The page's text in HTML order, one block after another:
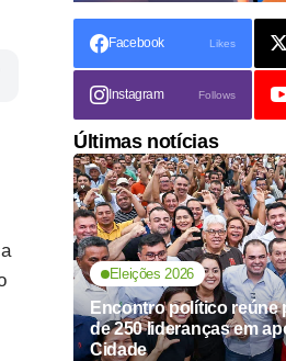
Facebook Likes
Instagram Follows
Últimas notícias
Eleições 2026
Encontro político reúne
de 250 lideranças em
Cidade